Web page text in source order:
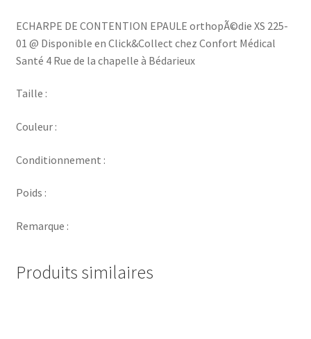
ECHARPE DE CONTENTION EPAULE orthopÃ©die XS 225-
01 @ Disponible en Click&Collect chez Confort Médical
Santé 4 Rue de la chapelle à Bédarieux
Taille :
Couleur :
Conditionnement :
Poids :
Remarque :
Produits similaires